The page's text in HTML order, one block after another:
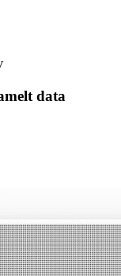
data